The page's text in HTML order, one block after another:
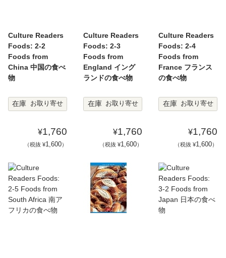
Culture Readers
Foods: 2-2
Foods from
China 中国の食べ
物
在庫 お取り寄せ
¥1,760
（税抜 ¥1,600）
Culture Readers
Foods: 2-3
Foods from
England イング
ランドの食べ物
在庫 お取り寄せ
¥1,760
（税抜 ¥1,600）
Culture Readers
Foods: 2-4
Foods from
France フランス
の食べ物
在庫 お取り寄せ
¥1,760
（税抜 ¥1,600）